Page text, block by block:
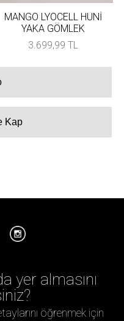
MANGO LYOCELL HUNİ
YAKA GÖMLEK
3.699,99 TL
Kap
yer almasını
öğrenmek için